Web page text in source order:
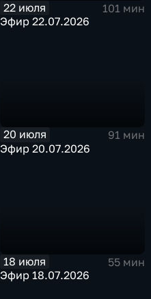
22 июля
101 мин
Эфир 22.07.2026
20 июля
91 мин
Эфир 20.07.2026
18 июля
55 мин
Эфир 18.07.2026